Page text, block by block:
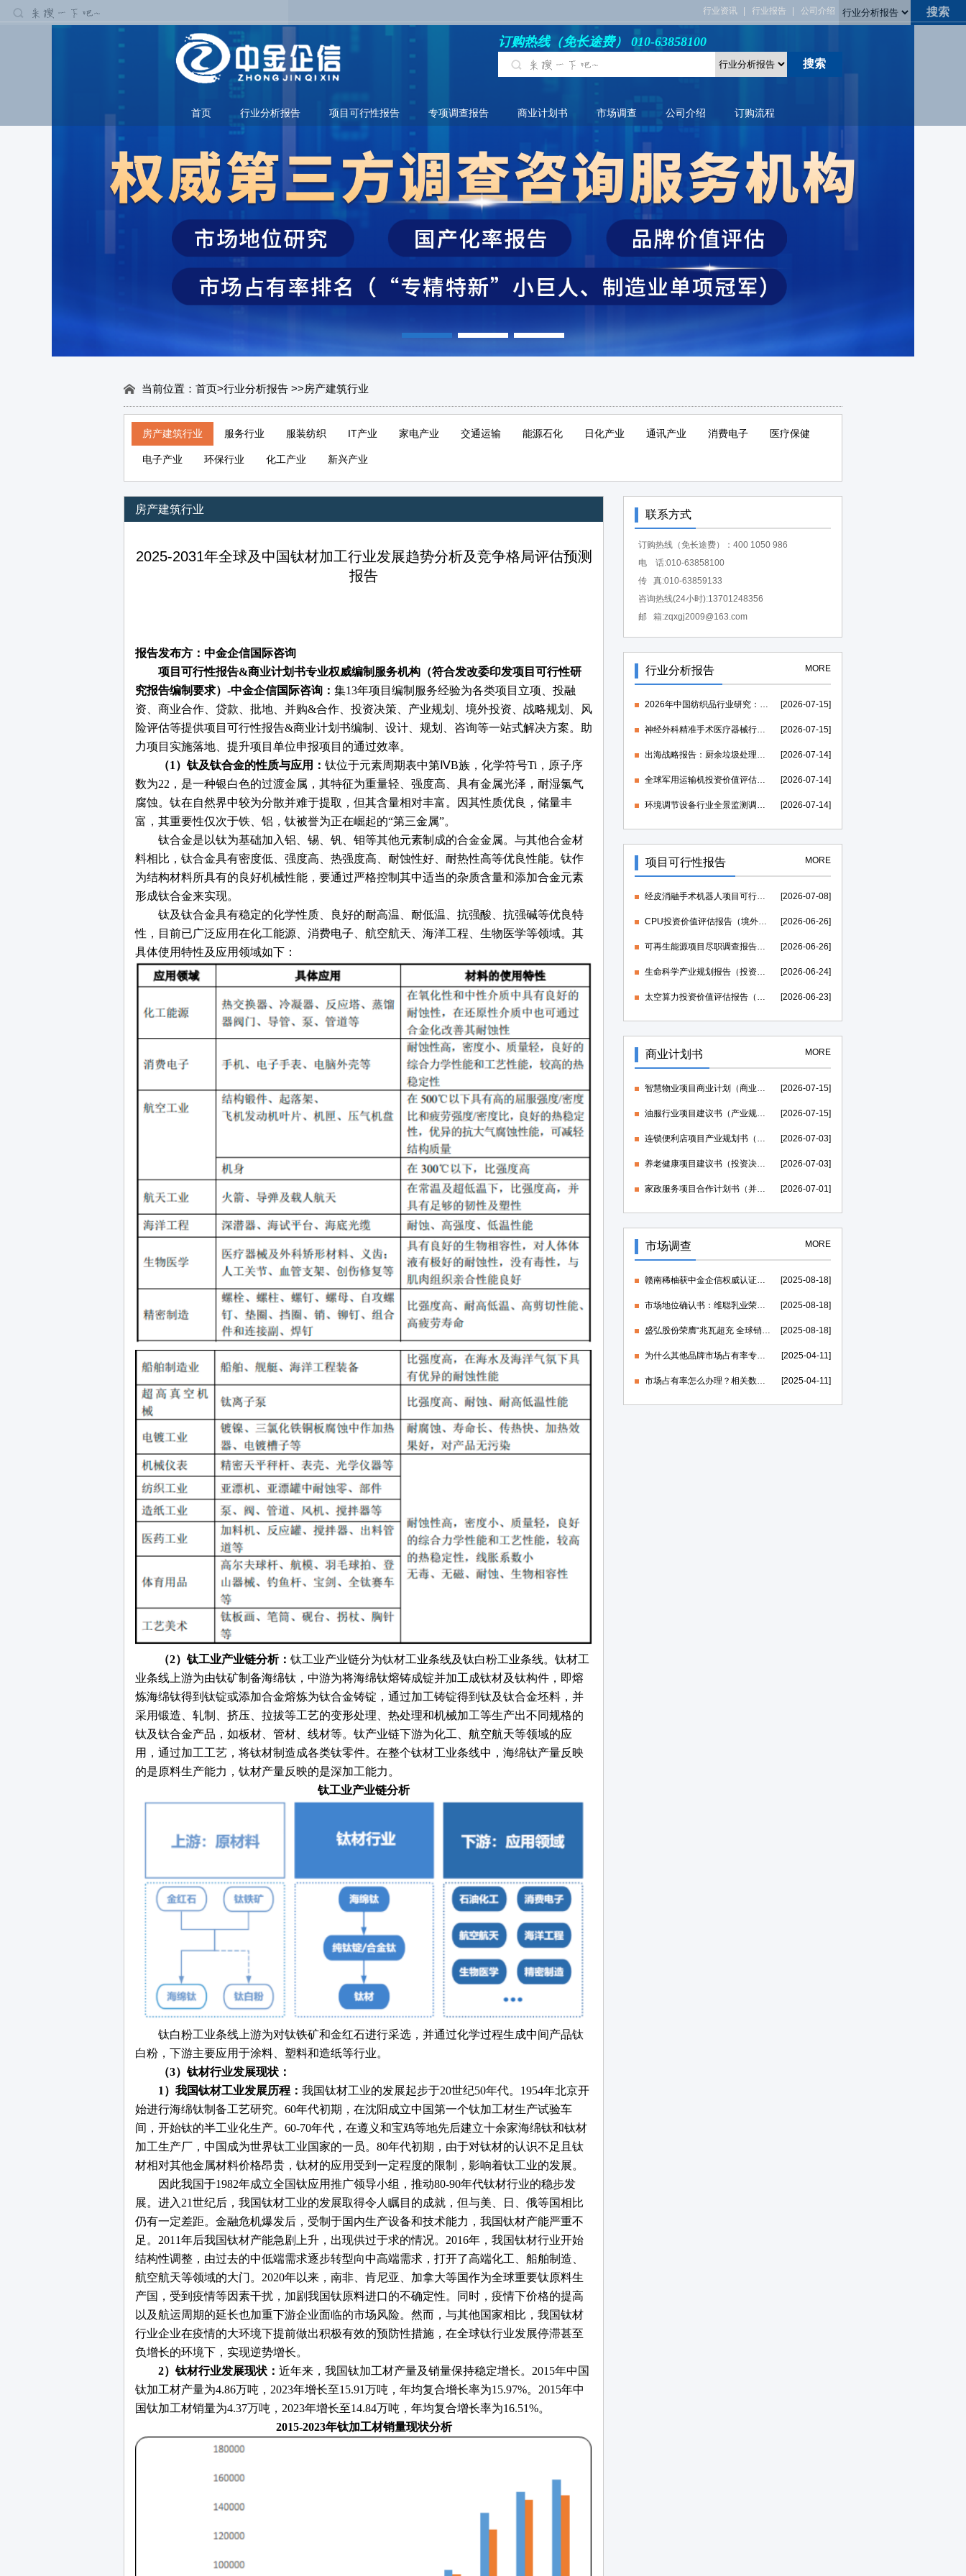
行业资讯 行业报告 公司介绍
订购热线（免长途费） 010-63858100
首页 行业分析报告 项目可行性报告 专项调查报告 商业计划书 市场调查 公司介绍 订购流程
当前位置： 首页>行业分析报告 >>房产建筑行业
房产建筑行业 服务行业 服装纺织 IT产业 家电产业 交通运输 能源石化 日化产业 通讯产业 消费电子 医疗保健
电子产业 环保行业 化工产业 新兴产业
房产建筑行业
2025-2031年全球及中国钛材加工行业发展趋势分析及竞争格局评估预测
报告
报告发布方：中金企信国际咨询
项目可行性报告&商业计划书专业权威编制服务机构（符合发改委印发项目可行性研
究报告编制要求）-中金企信国际咨询： 集13年项目编制服务经验为各类项目立项、投融
资、商业合作、贷款、批地、并购&合作、投资决策、产业规划、境外投资、战略规划、风
险评估等提供项目可行性报告&商业计划书编制、设计、规划、咨询等一站式解决方案。助
力项目实施落地、提升项目单位申报项目的通过效率。
（1）钛及钛合金的性质与应用： 钛位于元素周期表中第 ⅣB族，化学符号Ti，原子序
数为22，是一种银白色的过渡金属，其特征为重量轻、强度高、具有金属光泽，耐湿氯气
腐蚀。钛在自然界中较为分散并难于提取，但其含量相对丰富。因其性质优良，储量丰
富，其重要性仅次于铁、铝，钛被誉为正在崛起的“第三金属”。
钛合金是以钛为基础加入铝、锡、钒、钼等其他元素制成的合金金属。与其他合金材
料相比，钛合金具有密度低、强度高、热强度高、耐蚀性好、耐热性高等优良性能。钛作
为结构材料所具有的良好机械性能，要通过严格控制其中适当的杂质含量和添加合金元素
形成钛合金来实现。
钛及钛合金具有稳定的化学性质、良好的耐高温、耐低温、抗强酸、抗强碱等优良特
性，目前已广泛应用在化工能源、消费电子、航空航天、海洋工程、生物医学等领域。其
具体使用特性及应用领域如下：
（2）钛工业产业链分析： 钛工业产业链分为钛材工业条线及钛白粉工业条线。钛材工
业条线上游为由钛矿制备海绵钛，中游为将海绵钛熔铸成锭并加工成钛材及钛构件，即熔
炼海绵钛得到钛锭或添加合金熔炼为钛合金铸锭，通过加工铸锭得到钛及钛合金坯料，并
采用锻造、轧制、挤压、拉拔等工艺的变形处理、热处理和机械加工等生产出不同规格的
钛及钛合金产品，如板材、管材、线材等。钛产业链下游为化工、航空航天等领域的应
用，通过加工工艺，将钛材制造成各类钛零件。在整个钛材工业条线中，海绵钛产量反映
的是原料生产能力，钛材产量反映的是深加工能力。
钛工业产业链分析
钛白粉工业条线上游为对钛铁矿和金红石进行采选，并通过化学过程生成中间产品钛
白粉，下游主要应用于涂料、塑料和造纸等行业。
（3）钛材行业发展现状：
1）我国钛材工业发展历程： 我国钛材工业的发展起步于20世纪50年代。1954年北京开
始进行海绵钛制备工艺研究。60年代初期，在沈阳成立中国第一个钛加工材生产试验车
间，开始钛的半工业化生产。60-70年代，在遵义和宝鸡等地先后建立十余家海绵钛和钛材
加工生产厂，中国成为世界钛工业国家的一员。80年代初期，由于对钛材的认识不足且钛
材相对其他金属材料价格昂贵，钛材的应用受到一定程度的限制，影响着钛工业的发展。
因此我国于1982年成立全国钛应用推广领导小组，推动80-90年代钛材行业的稳步发
展。进入21世纪后，我国钛材工业的发展取得令人瞩目的成就，但与美、日、俄等国相比
仍有一定差距。金融危机爆发后，受制于国内生产设备和技术能力，我国钛材产能严重不
足。2011年后我国钛材产能急剧上升，出现供过于求的情况。2016年，我国钛材行业开始
结构性调整，由过去的中低端需求逐步转型向中高端需求，打开了高端化工、船舶制造、
航空航天等领域的大门。2020年以来，南非、肯尼亚、加拿大等国作为全球重要钛原料生
产国，受到疫情等因素干扰，加剧我国钛原料进口的不确定性。同时，疫情下价格的提高
以及航运周期的延长也加重下游企业面临的市场风险。然而，与其他国家相比，我国钛材
行业企业在疫情的大环境下提前做出积极有效的预防性措施，在全球钛行业发展停滞甚至
负增长的环境下，实现逆势增长。
2）钛材行业发展现状： 近年来，我国钛加工材产量及销量保持稳定增长。 2015年中国
钛加工材产量为4.86万吨，2023年增长至15.91万吨，年均复合增长率为15.97%。2015年中
国钛加工材销量为4.37万吨，2023年增长至14.84万吨，年均复合增长率为16.51%。
2015-2023年钛加工材销量现状分析
联系方式
订购热线（免长途费）：400 1050 986
电 话:010-63858100
传 真:010-63859133
咨询热线(24小时):13701248356
邮 箱:zqxgj2009@163.com
行业分析报告 MORE
[2026-07-15]
[2026-07-15]
[2026-07-14]
[2026-07-14]
[2026-07-14]
项目可行性报告 MORE
[2026-07-08]
[2026-06-26]
[2026-06-26]
[2026-06-24]
[2026-06-23]
商业计划书 MORE
[2026-07-15]
[2026-07-15]
[2026-07-03]
[2026-07-03]
[2026-07-01]
市场调查 MORE
[2025-08-18]
[2025-08-18]
[2025-08-18]
[2025-04-11]
[2025-04-11]